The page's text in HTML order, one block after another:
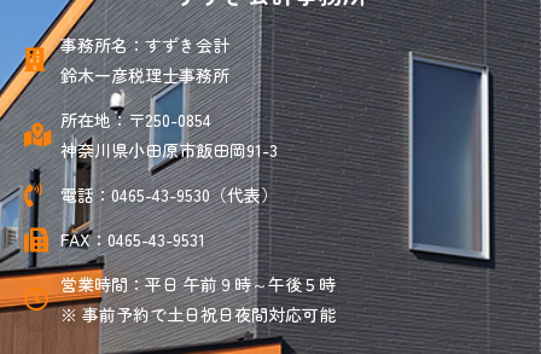
事務所名：すずき会計
鈴木一彦税理士事務所
所在地：〒250-0854
神奈川県小田原市飯田岡91-3
電話：0465-43-9530（代表）
FAX：0465-43-9531
営業時間：平日 午前９時～午後５時
※ 事前予約で土日祝日夜間対応可能